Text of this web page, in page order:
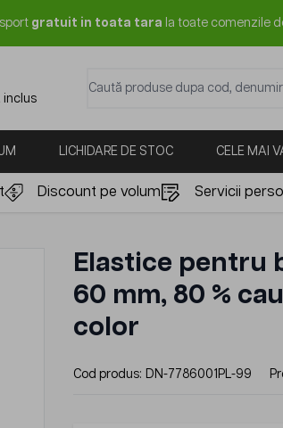
gratuit in toata tara la toate comenzile
inclus
LICHIDARE DE STOC CELE MAI
Discount pe volum Servicii
Elastice pentru
60 mm, 80 %
color
Cod produs: DN-7786001PL-99